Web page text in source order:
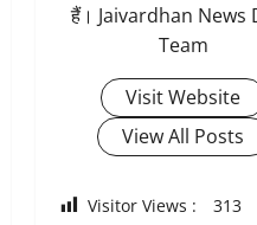
हैं। Jaivardhan News
Team
Visit Website
View All Posts
Visitor Views : 313